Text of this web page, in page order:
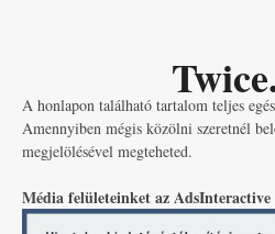
A honlapon található tartalom teljes
Amennyiben mégis közölni szeretnél
megjelölésével megteheted.
Média felületeinket az